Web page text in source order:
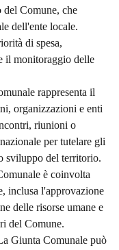
del Comune, che
dell'ente locale.
di spesa,
il monitoraggio delle
rappresenta il
organizzazioni e enti
riunioni o
per tutelare gli
sviluppo del territorio.
è coinvolta
inclusa l'approvazione
delle risorse umane e
del Comune.
Giunta Comunale può